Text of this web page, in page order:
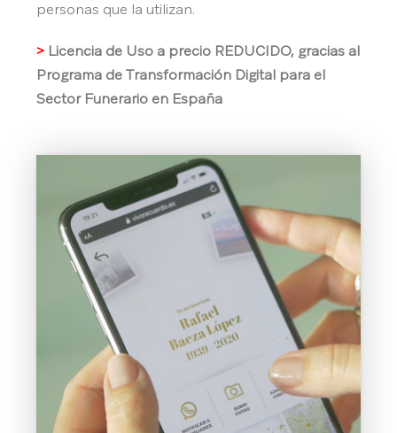
personas que la utilizan.
> Licencia de Uso a precio REDUCIDO, gracias al
Programa de Transformación Digital para el
Sector Funerario en España